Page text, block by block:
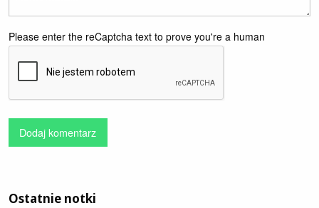
Please enter the reCaptcha text to prove you're a human
Dodaj komentarz
Ostatnie notki